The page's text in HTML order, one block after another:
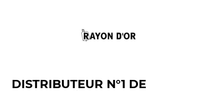
DISTRIBUTEUR N°1 DE